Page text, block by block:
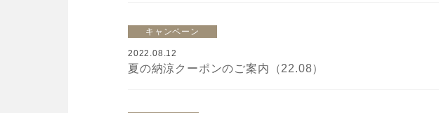
キャンペーン
2022.08.12
夏の納涼クーポンのご案内（22.08）